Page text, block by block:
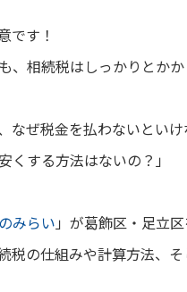
です！
、相続税はしっかりとかか
なぜ税金を払わないといけ
くする方法はないの？」
みらい 」が葛飾区・足立
税の仕組みや計算方法、